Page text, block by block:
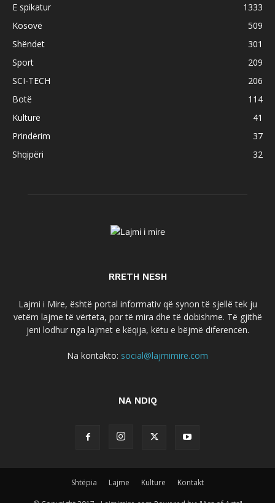
E spikatur
1333
Kosovë
509
Shëndet
301
Sport
209
SCI-TECH
206
Botë
114
Kulturë
41
Prindërim
37
Shqipëri
32
RRETH NESH
Lajmi i Mire, është portal informativ që synon të sjellë tek ju
vetëm lajme të vërteta, por të mira dhe të dobishme. Të gjithë
jeni lodhur nga lajmet e këqija, këtu e bëjmë diferencën.
Na kontakto: social@lajmimire.com
NA NDIQ
Shtëpia Lajme Kulture Kontakt